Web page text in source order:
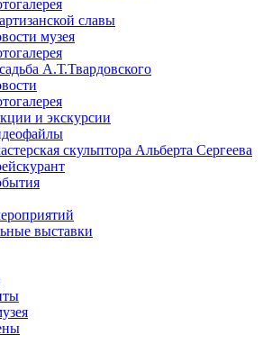
славы
музея
А.Т.Твардовского
и экскурсии
скульптора Альберта Сергеева
выставки